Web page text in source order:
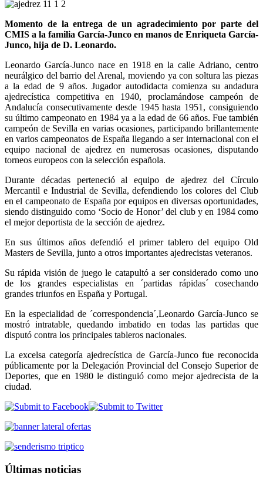
Momento de la entrega de un agradecimiento por parte del
CMIS a la familia García-Junco en manos de Enriqueta García-
Junco, hija de D. Leonardo.
Leonardo García-Junco nace en 1918 en la calle Adriano, centro
neurálgico del barrio del Arenal, moviendo ya con soltura las piezas
a la edad de 9 años. Jugador autodidacta comienza su andadura
ajedrecística competitiva en 1940, proclamándose campeón de
Andalucía consecutivamente desde 1945 hasta 1951, consiguiendo
su último campeonato en 1984 ya a la edad de 66 años. Fue también
campeón de Sevilla en varias ocasiones, participando brillantemente
en varios campeonatos de España llegando a ser internacional con el
equipo nacional de ajedrez en numerosas ocasiones, disputando
torneos europeos con la selección española.
Durante décadas perteneció al equipo de ajedrez del Círculo
Mercantil e Industrial de Sevilla, defendiendo los colores del Club
en el campeonato de España por equipos en diversas oportunidades,
siendo distinguido como ‘Socio de Honor’ del club y en 1984 como
el mejor deportista de la sección de ajedrez.
En sus últimos años defendió el primer tablero del equipo Old
Masters de Sevilla, junto a otros importantes ajedrecistas veteranos.
Su rápida visión de juego le catapultó a ser considerado como uno
de los grandes especialistas en ´partidas rápidas´ cosechando
grandes triunfos en España y Portugal.
En la especialidad de ´correspondencia´,Leonardo García-Junco se
mostró intratable, quedando imbatido en todas las partidas que
disputó contra los principales tableros nacionales.
La excelsa categoría ajedrecística de García-Junco fue reconocida
públicamente por la Delegación Provincial del Consejo Superior de
Deportes, que en 1980 le distinguió como mejor ajedrecista de la
ciudad.
Últimas noticias